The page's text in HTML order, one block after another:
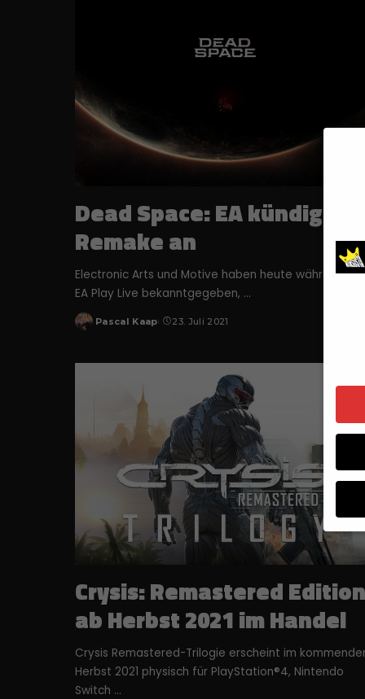
Dead Space: EA kündigt
Remake an
Electronic Arts und Motive haben heute während der
EA Play Live bekanntgegeben, ...
Posted
Pascal Kaap 23. Juli 2021
Crysis: Remastered Edition
ab Herbst 2021 im Handel
Crysis Remastered-Trilogie erscheint im
Herbst 2021 physisch für PlayStation®4, Nintendo
Switch ...
Wir